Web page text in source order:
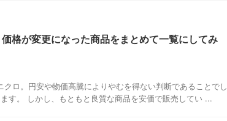
格が変更になった商品をまとめて一覧にしてみ
ロ。円安や物価高騰によりやむを得ない判断であることでし
す。 しかし、もともと良質な商品を安価で販売してい ...